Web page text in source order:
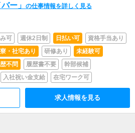
ー」 の仕事情報を詳しく見る
可 週休2日制 日払い可
資格手当あり
寮・社宅あり 研修あり
未経験可
不問 履歴書不要
幹部候補
入社祝い金支給 在宅ワーク可
求人情報を見る